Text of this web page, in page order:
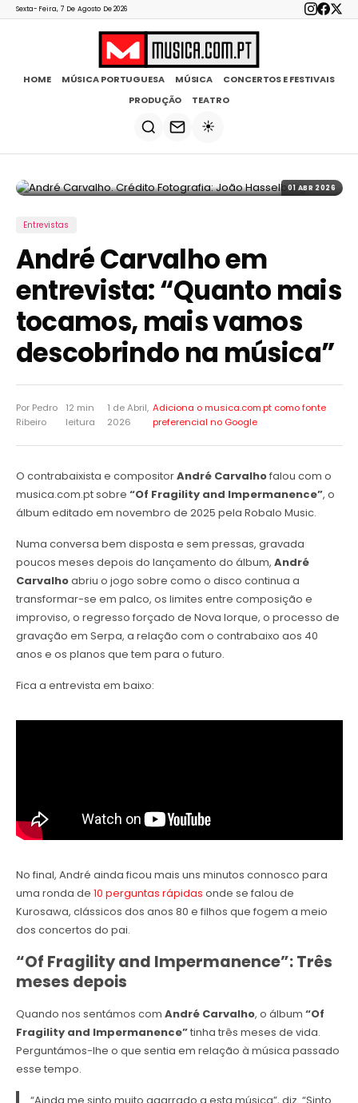
Sexta-Feira, 7 De Agosto De 2026
HOME MÚSICA PORTUGUESA MÚSICA
CONCERTOS E FESTIVAIS
PRODUÇÃO
TEATRO
☀️
01 ABR 2026
Entrevistas
André Carvalho em
entrevista: “Quanto mais
tocamos, mais vamos
descobrindo na música”
Por Pedro
Ribeiro
12 min
leitura
1 de Abril,
2026
Adiciona o musica.com.pt comofonte
preferencial no Google
O contrabaixista e compositorAndré Carvalhofalou com o
musica.com.pt sobre “Of Fragility and Impermanence”, o
álbum editado em novembro de 2025 pela Robalo Music.
Numa conversa bem disposta e sem pressas, gravada
poucos meses depois do lançamento do álbum, André
Carvalhoabriu o jogo sobre como o disco continua a
transformar-se em palco, os limites entre composição e
improviso, o regresso forçado de Nova Iorque, o processo de
gravação em Serpa, a relação com o contrabaixo aos 40
anos e os planos que tem para o futuro.
Fica a entrevista em baixo:
No final, André ainda ficou mais uns minutos connosco para
uma ronda de 10 perguntas rápidas onde se falou de
Kurosawa, clássicos dos anos 80 e filhos que fogem a meio
dos concertos do pai.
“Of Fragility and Impermanence”: Três
meses depois
Quando nos sentámos com André Carvalho, o álbum “Of
Fragility and Impermanence”tinha três meses de vida.
Perguntámos-lhe o que sentia em relação à música passado
esse tempo.
“Ainda me sinto muito agarrado a esta música”, diz. “Sinto